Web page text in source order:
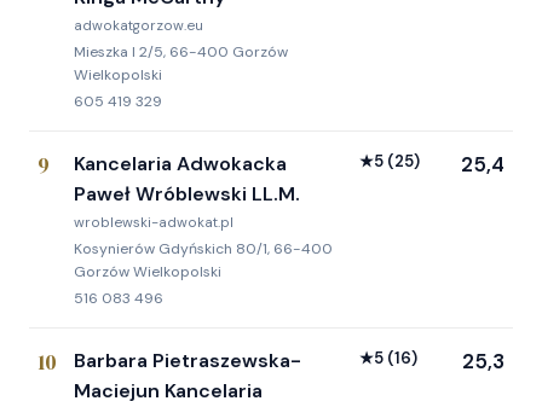
adwokatgorzow.eu
Mieszka I 2/5, 66-400 Gorzów
Wielkopolski
605 419 329
9
Kancelaria Adwokacka
Paweł Wróblewski LL.M.
wroblewski-adwokat.pl
Kosynierów Gdyńskich 80/1, 66-400
Gorzów Wielkopolski
516 083 496
★5 (25) 25,4
10
Barbara Pietraszewska-
Maciejun Kancelaria
★5 (16) 25,3